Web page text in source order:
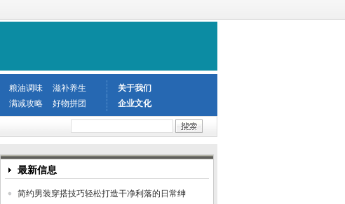
粮油调味 滋补养生
关于我们
满减攻略 好物拼团 企业文化
最新信息
简约男装穿搭技巧轻松打造干净利落的日常绅